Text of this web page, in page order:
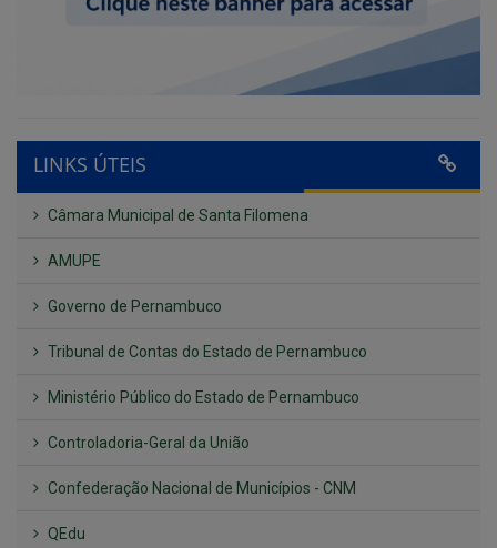
LINKS ÚTEIS
Câmara Municipal de Santa Filomena
AMUPE
Governo de Pernambuco
Tribunal de Contas do Estado de Pernambuco
Ministério Público do Estado de Pernambuco
Controladoria-Geral da União
Confederação Nacional de Municípios - CNM
QEdu